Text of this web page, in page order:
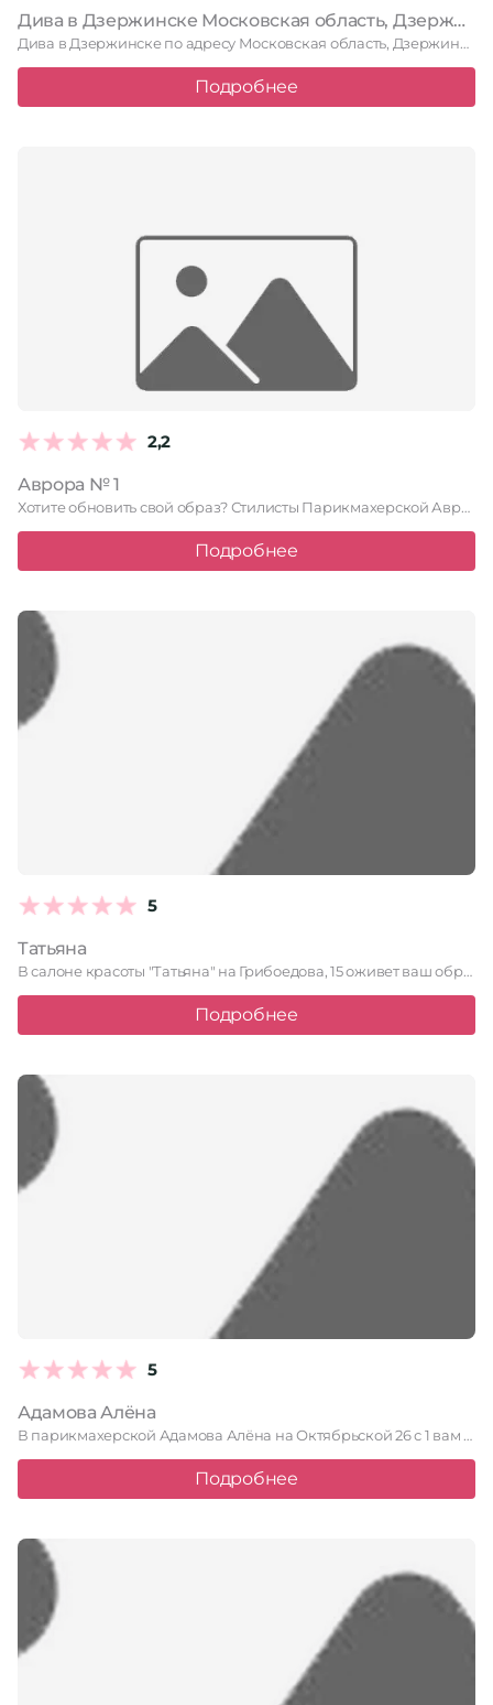
Дива в Дзержинске Московская область, Дзержинский, улица Угрешская, 20, 1 этаж
Дива в Дзержинске по адресу Московская область, Дзержинский, улица Угрешская, …
Подробнее
2,2
Аврора № 1
Хотите обновить свой образ? Стилисты Парикмахерской Аврора № 1 предлагают …
Подробнее
5
Татьяна
В салоне красоты "Татьяна" на Грибоедова, 15 оживет ваш образ …
Подробнее
5
Адамова Алёна
В парикмахерской Адамова Алёна на Октябрьской 26 с 1 вам …
Подробнее